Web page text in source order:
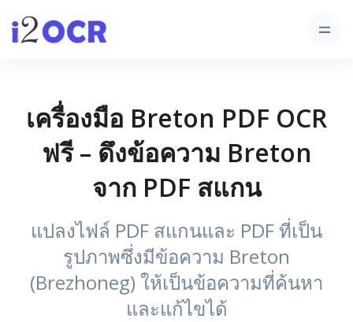
เครื่องมือ Breton PDF OCR
ฟรี – ดึงข้อความ Breton
จาก PDF สแกน
แปลงไฟล์ PDF สแกนและ PDF ที่เป็น
รูปภาพซึ่งมีข้อความ Breton
(Brezhoneg) ให้เป็นข้อความที่ค้นหา
และแก้ไขได้